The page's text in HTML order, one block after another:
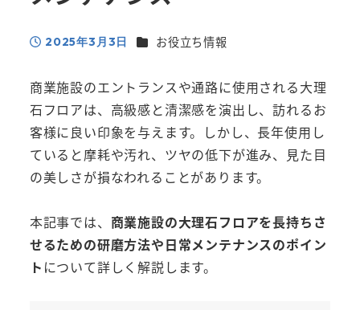
投稿日
2025年3月3日 カテゴリー
お役立ち情報
商業施設のエントランスや通路に使用される大理
石フロアは、高級感と清潔感を演出し、訪れるお
客様に良い印象を与えます。しかし、長年使用し
ていると摩耗や汚れ、ツヤの低下が進み、見た目
の美しさが損なわれることがあります。
本記事では、 商業施設の大理石フロアを長持ちさ
せるための研磨方法や日常メンテナンスのポイン
ト について詳しく解説します。